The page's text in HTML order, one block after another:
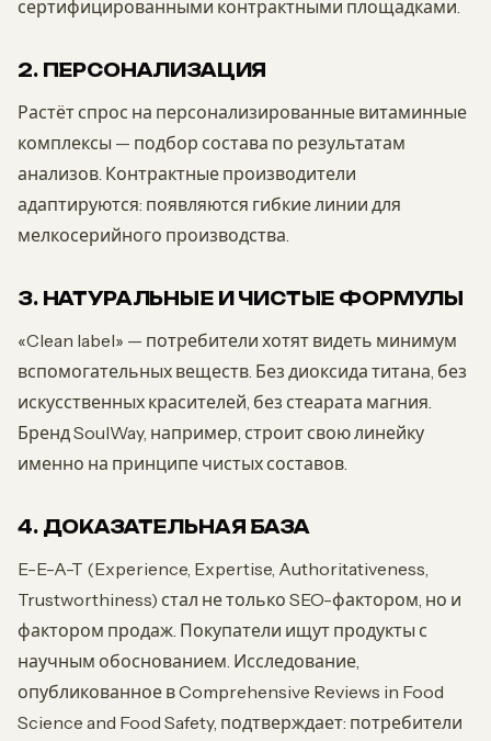
сертифицированными контрактными площадками.
2. ПЕРСОНАЛИЗАЦИЯ
Растёт спрос на персонализированные витаминные
комплексы — подбор состава по результатам
анализов. Контрактные производители
адаптируются: появляются гибкие линии для
мелкосерийного производства.
3. НАТУРАЛЬНЫЕ И ЧИСТЫЕ ФОРМУЛЫ
«Clean label» — потребители хотят видеть минимум
вспомогательных веществ. Без диоксида титана, без
искусственных красителей, без стеарата магния.
Бренд SoulWay, например, строит свою линейку
именно на принципе чистых составов.
4. ДОКАЗАТЕЛЬНАЯ БАЗА
E-E-A-T (Experience, Expertise, Authoritativeness,
Trustworthiness) стал не только SEO-фактором, но и
фактором продаж. Покупатели ищут продукты с
научным обоснованием. Исследование,
опубликованное в Comprehensive Reviews in Food
Science and Food Safety, подтверждает: потребители